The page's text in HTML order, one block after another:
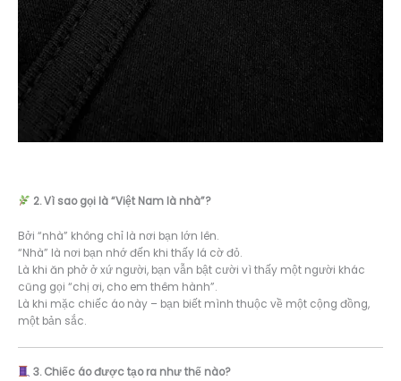
2. Vì sao gọi là “Việt Nam là nhà”?
Bởi “nhà” không chỉ là nơi bạn lớn lên.
“Nhà” là nơi bạn nhớ đến khi thấy lá cờ đỏ.
Là khi ăn phở ở xứ người, bạn vẫn bật cười vì thấy một người khác
cũng gọi “chị ơi, cho em thêm hành”.
Là khi mặc chiếc áo này – bạn biết mình thuộc về một cộng đồng,
một bản sắc.
3. Chiếc áo được tạo ra như thế nào?